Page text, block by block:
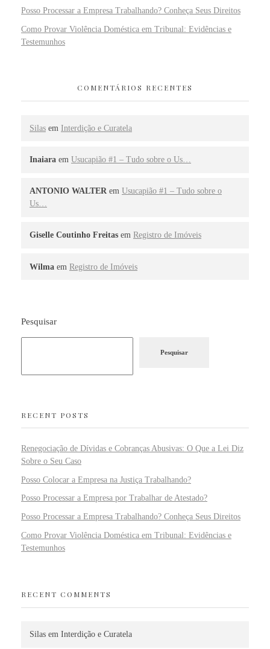
Posso Processar a Empresa Trabalhando? Conheça Seus Direitos
Como Provar Violência Doméstica em Tribunal: Evidências e
Testemunhos
COMENTÁRIOS RECENTES
Silas em Interdição e Curatela
Inaiara em Usucapião #1 – Tudo sobre o Us…
ANTONIO WALTER em Usucapião #1 – Tudo sobre o
Us…
Giselle Coutinho Freitas em Registro de Imóveis
Wilma em Registro de Imóveis
Pesquisar
Pesquisar
RECENT POSTS
Renegociação de Dívidas e Cobranças Abusivas: O Que a Lei Diz
Sobre o Seu Caso
Posso Colocar a Empresa na Justiça Trabalhando?
Posso Processar a Empresa por Trabalhar de Atestado?
Posso Processar a Empresa Trabalhando? Conheça Seus Direitos
Como Provar Violência Doméstica em Tribunal: Evidências e
Testemunhos
RECENT COMMENTS
Silas em Interdição e Curatela